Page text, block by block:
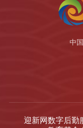
中
迎新网数字后勤